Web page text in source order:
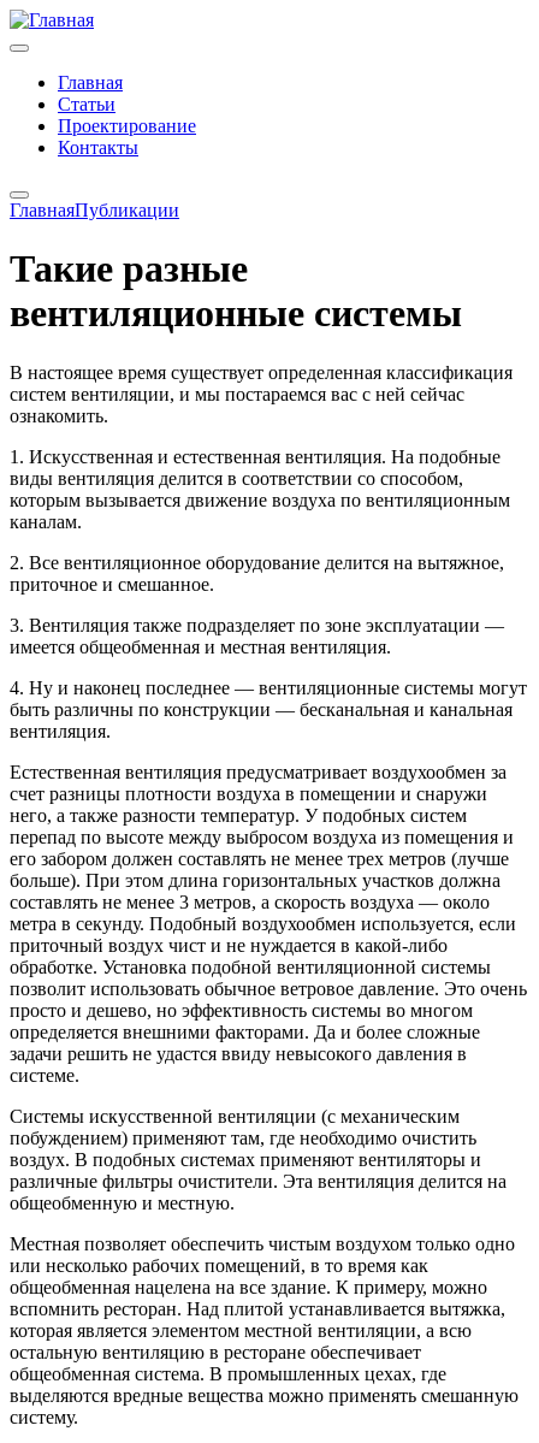
Главная
Статьи
Проектирование
Контакты
ГлавнаяПубликации
Такие разные
вентиляционные системы
В настоящее время существует определенная классификация
систем вентиляции, и мы постараемся вас с ней сейчас
ознакомить.
1. Искусственная и естественная вентиляция. На подобные
виды вентиляция делится в соответствии со способом,
которым вызывается движение воздуха по вентиляционным
каналам.
2. Все вентиляционное оборудование делится на вытяжное,
приточное и смешанное.
3. Вентиляция также подразделяет по зоне эксплуатации —
имеется общеобменная и местная вентиляция.
4. Ну и наконец последнее — вентиляционные системы могут
быть различны по конструкции — бесканальная и канальная
вентиляция.
Естественная вентиляция предусматривает воздухообмен за
счет разницы плотности воздуха в помещении и снаружи
него, а также разности температур. У подобных систем
перепад по высоте между выбросом воздуха из помещения и
его забором должен составлять не менее трех метров (лучше
больше). При этом длина горизонтальных участков должна
составлять не менее 3 метров, а скорость воздуха — около
метра в секунду. Подобный воздухообмен используется, если
приточный воздух чист и не нуждается в какой-либо
обработке. Установка подобной вентиляционной системы
позволит использовать обычное ветровое давление. Это очень
просто и дешево, но эффективность системы во многом
определяется внешними факторами. Да и более сложные
задачи решить не удастся ввиду невысокого давления в
системе.
Системы искусственной вентиляции (с механическим
побуждением) применяют там, где необходимо очистить
воздух. В подобных системах применяют вентиляторы и
различные фильтры очистители. Эта вентиляция делится на
общеобменную и местную.
Местная позволяет обеспечить чистым воздухом только одно
или несколько рабочих помещений, в то время как
общеобменная нацелена на все здание. К примеру, можно
вспомнить ресторан. Над плитой устанавливается вытяжка,
которая является элементом местной вентиляции, а всю
остальную вентиляцию в ресторане обеспечивает
общеобменная система. В промышленных цехах, где
выделяются вредные вещества можно применять смешанную
систему.